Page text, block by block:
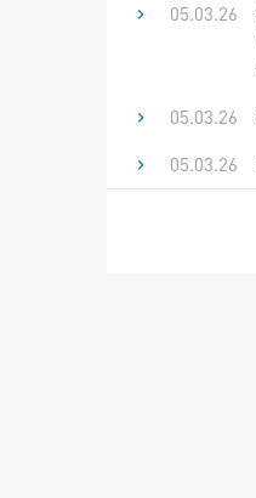
05.03.26
05.03.26
05.03.26